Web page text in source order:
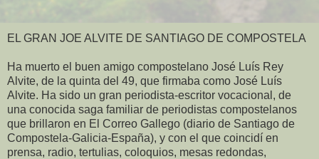
EL GRAN JOE ALVITE DE SANTIAGO DE COMPOSTELA
Ha muerto el buen amigo compostelano José Luís Rey
Alvite, de la quinta del 49, que firmaba como José Luís
Alvite. Ha sido un gran periodista-escritor vocacional, de
una conocida saga familiar de periodistas compostelanos
que brillaron en El Correo Gallego (diario de Santiago de
Compostela-Galicia-España), y con el que coincidí en
prensa, radio, tertulias, coloquios, mesas redondas,